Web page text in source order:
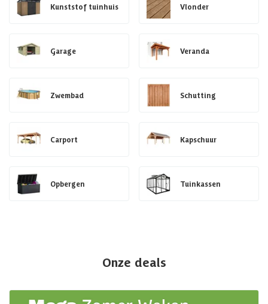
Kunststof tuinhuis Vlonder
Garage Veranda
Zwembad Schutting
Carport Kapschuur
Opbergen Tuinkassen
Onze deals